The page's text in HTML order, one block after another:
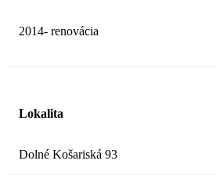
2014- renovácia
Lokalita
Dolné Košariská 93